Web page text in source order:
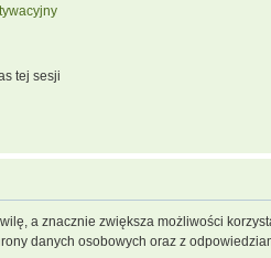
tej sesji
a znacznie zwiększa możliwości
danych osobowych oraz z